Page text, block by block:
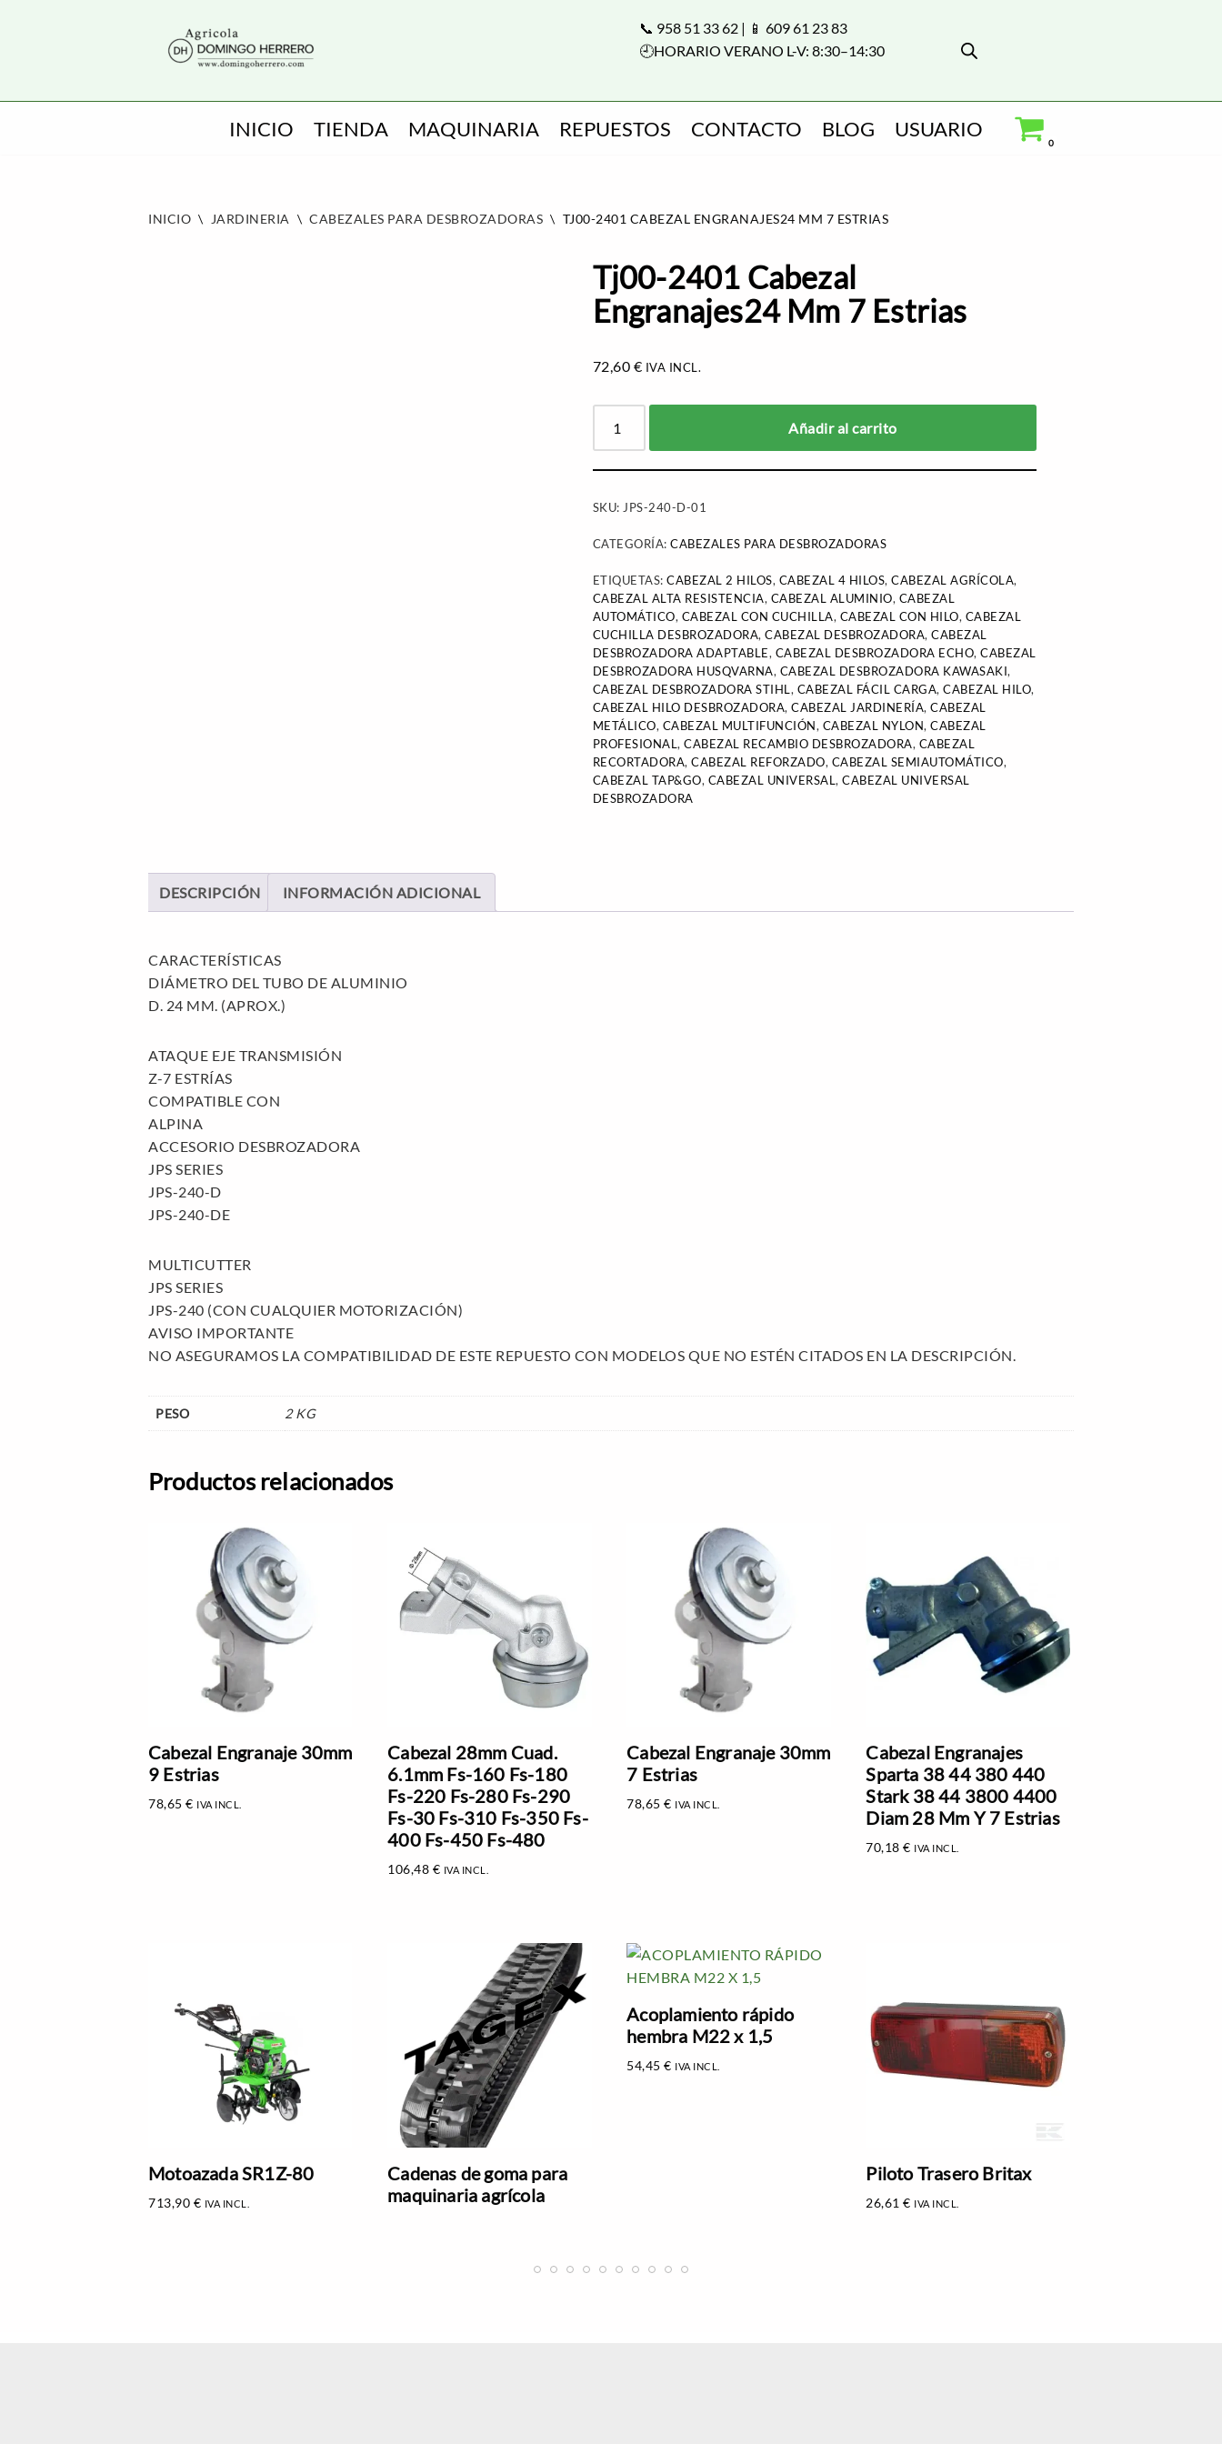
📞 958 51 33 62 | 📱 609 61 23 83
🕘HORARIO VERANO L-V: 8:30–14:30
INICIO TIENDA MAQUINARIA REPUESTOS CONTACTO BLOG USUARIO
0
INICIO \ JARDINERIA \ CABEZALES PARA DESBROZADORAS \ TJ00-2401 CABEZAL ENGRANAJES24 MM 7 ESTRIAS
Tj00-2401 Cabezal
Engranajes24 Mm 7 Estrias
72,60 € IVA INCL.
Añadir al carrito
SKU: JPS-240-D-01
CATEGORÍA:CABEZALES PARA DESBROZADORAS
ETIQUETAS:CABEZAL 2 HILOS, CABEZAL 4 HILOS,CABEZAL AGRÍCOLA,
CABEZAL ALTA RESISTENCIA, CABEZAL ALUMINIO, CABEZAL
AUTOMÁTICO, CABEZAL CON CUCHILLA, CABEZAL CON HILO, CABEZAL
CUCHILLA DESBROZADORA,CABEZAL DESBROZADORA,CABEZAL
DESBROZADORA ADAPTABLE, CABEZAL DESBROZADORA ECHO,CABEZAL
DESBROZADORA HUSQVARNA, CABEZAL DESBROZADORA KAWASAKI,
CABEZAL DESBROZADORA STIHL, CABEZAL FÁCIL CARGA,CABEZAL HILO,
CABEZAL HILO DESBROZADORA,CABEZAL JARDINERÍA,CABEZAL
METÁLICO, CABEZAL MULTIFUNCIÓN, CABEZAL NYLON,CABEZAL
PROFESIONAL,CABEZAL RECAMBIO DESBROZADORA, CABEZAL
RECORTADORA,CABEZAL REFORZADO, CABEZAL SEMIAUTOMÁTICO,
CABEZAL TAP&GO, CABEZAL UNIVERSAL,CABEZAL UNIVERSAL
DESBROZADORA
DESCRIPCIÓN INFORMACIÓN ADICIONAL
CARACTERÍSTICAS
DIÁMETRO DEL TUBO DE ALUMINIO
D. 24 MM. (APROX.)
ATAQUE EJE TRANSMISIÓN
Z-7 ESTRÍAS
COMPATIBLE CON
ALPINA
ACCESORIO DESBROZADORA
JPS SERIES
JPS-240-D
JPS-240-DE
MULTICUTTER
JPS SERIES
JPS-240 (CON CUALQUIER MOTORIZACIÓN)
AVISO IMPORTANTE
NO ASEGURAMOS LA COMPATIBILIDAD DE ESTE REPUESTO CON MODELOS QUE NO ESTÉN CITADOS EN LA DESCRIPCIÓN.
PESO 2 KG
Productos relacionados
Cabezal Engranaje 30mm
9 Estrias
78,65 € IVA INCL.
Cabezal 28mm Cuad.
6.1mm Fs-160 Fs-180
Fs-220 Fs-280 Fs-290
Fs-30 Fs-310 Fs-350 Fs-
400 Fs-450 Fs-480
106,48 € IVA INCL.
Cabezal Engranaje 30mm
7 Estrias
78,65€ IVA INCL.
Cabezal Engranajes
Sparta 38 44 380 440
Stark 38 44 3800 4400
Diam 28 Mm Y 7 Estrias
70,18€ IVA INCL.
Motoazada SR1Z-80
713,90 € IVA INCL.
Cadenas de goma para
maquinaria agrícola
Acoplamiento rápido
hembra M22 x 1,5
54,45€ IVA INCL.
Piloto Trasero Britax
26,61€ IVA INCL.